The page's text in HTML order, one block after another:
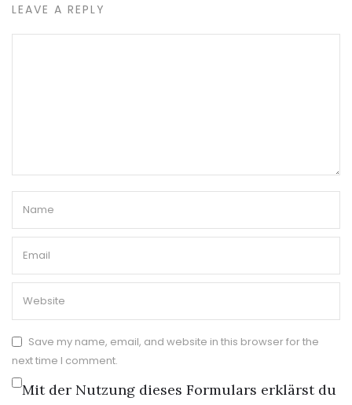
LEAVE A REPLY
Save my name, email, and website in this browser for the
next time I comment.
Mit der Nutzung dieses Formulars erklärst du